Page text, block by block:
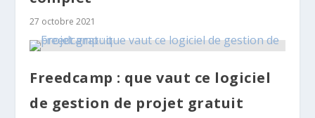
27 octobre 2021
Freedcamp : que vaut ce logiciel
de gestion de projet gratuit